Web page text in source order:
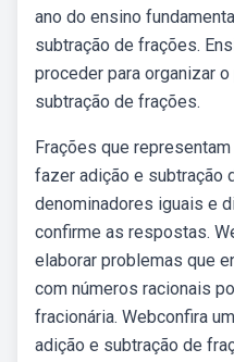
ano do ensino
subtração de frações.
proceder para organizar
subtração de frações.
Frações que
fazer adição e subtração
denominadores iguais e
confirme as respostas.
elaborar problemas que
com números racionais
fracionária. Webconfira
adição e subtração de